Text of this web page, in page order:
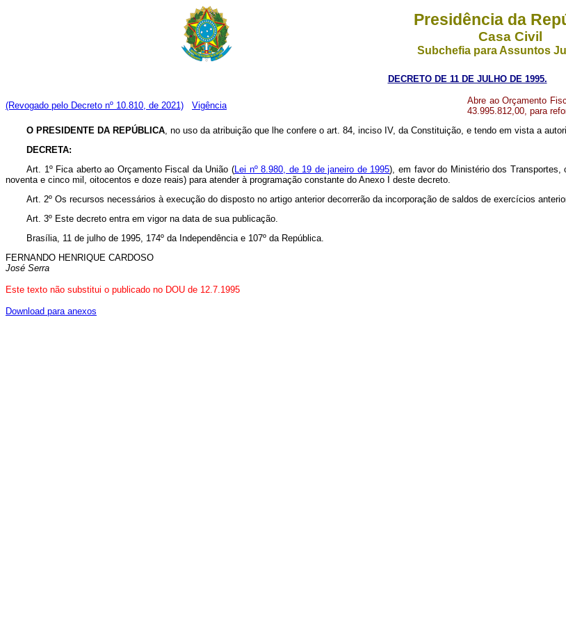
Presidência da
Casa Civil
Subchefia para Assuntos
DECRETO DE 11 DE JULHO DE 1995.
(Revogado pelo Decreto nº 10.810, de 2021) Vigência
Abre ao Orçamento
43.995.812,00, para
O PRESIDENTE DA REPÚBLICA, no uso da atribuição que lhe confere o art. 84, inciso IV, da Constituição, e tendo em vista a
DECRETA:
Art. 1º Fica aberto ao Orçamento Fiscal da União (Lei nº 8.980, de 19 de janeiro de 1995), em favor do Ministério dos Transportes,
noventa e cinco mil, oitocentos e doze reais) para atender à programação constante do Anexo I deste decreto.
Art. 2º Os recursos necessários à execução do disposto no artigo anterior decorrerão da incorporação de saldos de exercícios
Art. 3º Este decreto entra em vigor na data de sua publicação.
Brasília, 11 de julho de 1995, 174º da Independência e 107º da República.
FERNANDO HENRIQUE CARDOSO
José Serra
Este texto não substitui o publicado no DOU de 12.7.1995
Download para anexos